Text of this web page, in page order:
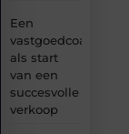
Een
vastgoedcoach
als start
van een
succesvolle
verkoop